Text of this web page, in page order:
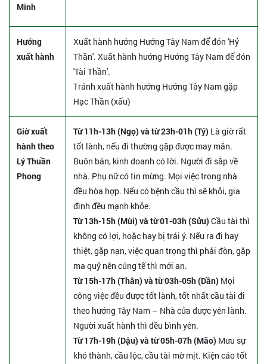
Minh
Hướng
xuất hành
Xuất hành hướng Hướng Tây Nam để đón 'Hỷ
Thần'. Xuất hành hướng Hướng Tây Nam để đón
'Tài Thần'.
Tránh xuất hành hướng Hướng Tây Nam gặp
Hạc Thần (xấu)
Giờ xuất
hành theo
Lý Thuần
Phong
Từ 11h-13h (Ngọ) và từ 23h-01h (Tý) Là giờ rất
tốt lành, nếu đi thường gặp được may mắn.
Buôn bán, kinh doanh có lời. Người đi sắp về
nhà. Phụ nữ có tin mừng. Mọi việc trong nhà
đều hòa hợp. Nếu có bệnh cầu thì sẽ khỏi, gia
đình đều mạnh khỏe.
Từ 13h-15h (Mùi) và từ 01-03h (Sửu) Cầu tài thì
không có lợi, hoặc hay bị trái ý. Nếu ra đi hay
thiệt, gặp nạn, việc quan trọng thì phải đòn, gặp
ma quỷ nên cúng tế thì mới an.
Từ 15h-17h (Thân) và từ 03h-05h (Dần) Mọi
công việc đều được tốt lành, tốt nhất cầu tài đi
theo hướng Tây Nam – Nhà cửa được yên lành.
Người xuất hành thì đều bình yên.
Từ 17h-19h (Dậu) và từ 05h-07h (Mão) Mưu sự
khó thành, cầu lộc, cầu tài mờ mịt. Kiện cáo tốt